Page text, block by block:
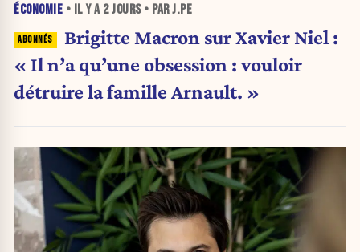
ÉCONOMIE • IL Y A 2 JOURS• PAR J.PE
Brigitte Macron sur Xavier Niel :
« Il n’a qu’une obsession : vouloir
détruire la famille Arnault. »